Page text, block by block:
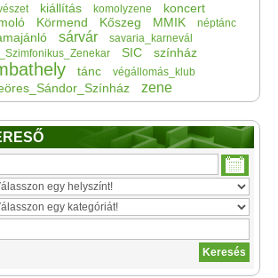
kiállítás komolyzene
koncert
Körmend Kőszeg MMIK néptánc
sárvár
savaria_karnevál
SIC színház
tánc végállomás_klub
zene